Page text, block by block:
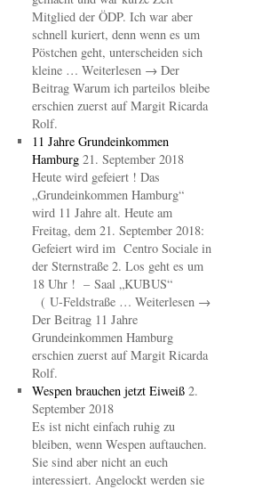
Mitglied der ÖDP. Ich war aber
schnell kuriert, denn wenn es um
Pöstchen geht, unterscheiden sich
kleine … Weiterlesen → Der
Beitrag Warum ich parteilos bleibe
erschien zuerst auf Margit Ricarda
Rolf.
11 Jahre Grundeinkommen
Hamburg 21. September 2018
Heute wird gefeiert ! Das
„Grundeinkommen Hamburg“
wird 11 Jahre alt. Heute am
Freitag, dem 21. September 2018:
Gefeiert wird im Centro Sociale in
der Sternstraße 2. Los geht es um
18 Uhr ! – Saal „KUBUS“
( U-Feldstraße … Weiterlesen →
Der Beitrag 11 Jahre
Grundeinkommen Hamburg
erschien zuerst auf Margit Ricarda
Rolf.
Wespen brauchen jetzt Eiweiß 2.
September 2018
Es ist nicht einfach ruhig zu
bleiben, wenn Wespen auftauchen.
Sie sind aber nicht an euch
interessiert. Angelockt werden sie